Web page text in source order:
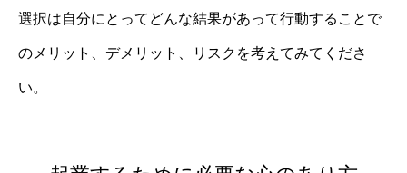
選択は自分にとってどんな結果があって行動することで
のメリット、デメリット、リスクを考えてみてくださ
い。